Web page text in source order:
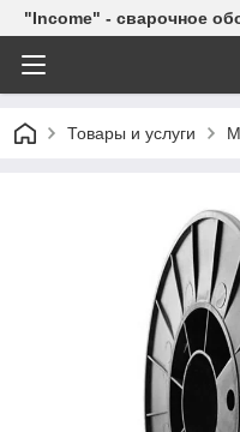
"Income" - сварочное
Товары и услуги